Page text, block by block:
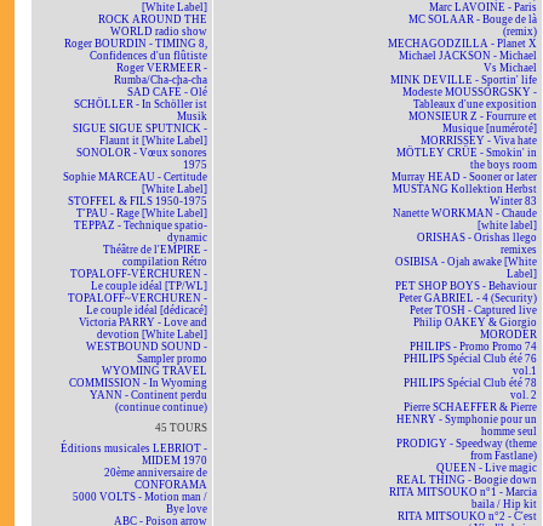
[White Label]
ROCK AROUND THE
WORLD radio show
Roger BOURDIN - TIMING 8,
Confidences d'un flûtiste
Roger VERMEER -
Rumba/Cha-cha-cha
SAD CAFÉ - Olé
SCHÖLLER - In Schöller ist
Musik
SIGUE SIGUE SPUTNICK -
Flaunt it [White Label]
SONOLOR - Vœux sonores
1975
Sophie MARCEAU - Certitude
[White Label]
STOFFEL & FILS 1950-1975
T'PAU - Rage [White Label]
TEPPAZ - Technique spatio-
dynamic
Théâtre de l'EMPIRE -
compilation Rétro
TOPALOFF-VERCHUREN -
Le couple idéal [TP/WL]
TOPALOFF~VERCHUREN -
Le couple idéal [dédicacé]
Victoria PARRY - Love and
devotion [White Label]
WESTBOUND SOUND -
Sampler promo
WYOMING TRAVEL
COMMISSION - In Wyoming
YANN - Continent perdu
(continue continue)
45 TOURS
Éditions musicales LEBRIOT -
MIDEM 1970
20ème anniversaire de
CONFORAMA
5000 VOLTS - Motion man /
Bye love
ABC - Poison arrow
Marc LAVOINE - Paris
MC SOLAAR - Bouge de là
(remix)
MECHAGODZILLA - Planet X
Michael JACKSON - Michael
Vs Michael
MINK DEVILLE - Sportin' life
Modeste MOUSSORGSKY -
Tableaux d'une exposition
MONSIEUR Z - Fourrure et
Musique [numéroté]
MORRISSEY - Viva hate
MÖTLEY CRÜE - Smokin' in
the boys room
Murray HEAD - Sooner or later
MUSTANG Kollektion Herbst
Winter 83
Nanette WORKMAN - Chaude
[white label]
ORISHAS - Orishas llego
remixes
OSIBISA - Ojah awake [White
Label]
PET SHOP BOYS - Behaviour
Peter GABRIEL - 4 (Security)
Peter TOSH - Captured live
Philip OAKEY & Giorgio
MORODER
PHILIPS - Promo Promo 74
PHILIPS Spécial Club été 76
vol.1
PHILIPS Spécial Club été 78
vol. 2
Pierre SCHAEFFER & Pierre
HENRY - Symphonie pour un
homme seul
PRODIGY - Speedway (theme
from Fastlane)
QUEEN - Live magic
REAL THING - Boogie down
RITA MITSOUKO n°1 - Marcia
baila / Hip kit
RITA MITSOUKO n°2 - C'est